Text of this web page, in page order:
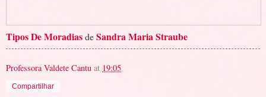
Tipos De MoradiasdeSandra Maria Straube
Professora Valdete Cantu at 19:05
Compartilhar